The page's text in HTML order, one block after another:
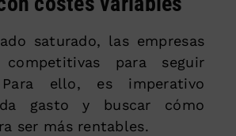
saturado, las empresas
para seguir
Para ello, es imperativo
gasto y buscar cómo
ser más rentables.